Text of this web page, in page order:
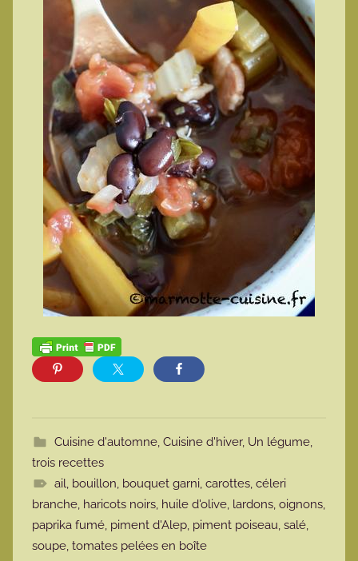
Cuisine d'automne, Cuisine d'hiver, Un légume,
trois recettes
ail, bouillon, bouquet garni, carottes, céleri
branche, haricots noirs, huile d'olive, lardons, oignons,
paprika fumé, piment d'Alep, piment poiseau, salé,
soupe, tomates pelées en boîte